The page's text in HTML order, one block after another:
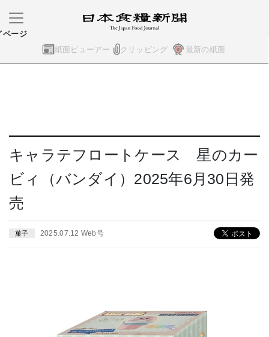
紙面ビューアー クリッピング 最新の紙面
ページ
キャラテフロートケース 星のカー
ビィ（バンダイ）2025年6月30日発
売
菓子 2025.07.12 Web号